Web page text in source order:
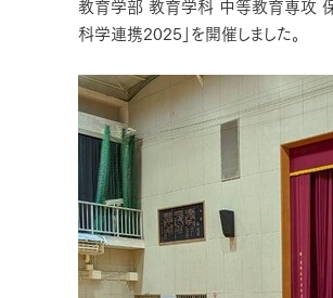
教育学部 教育学科 中等教育専攻 保
科学連携2025」を開催しました。